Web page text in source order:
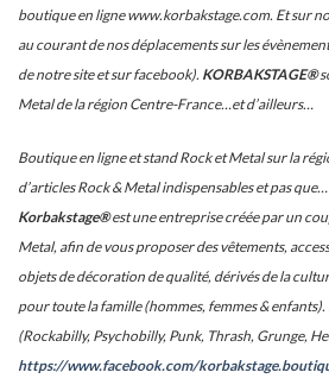
boutique en ligne www.korbakstage.com. Et sur
au courant de nos déplacements sur les
de notre site et sur facebook). KORBAKSTAGE®
Metal de la région Centre-France…et d’ailleurs…
Boutique en ligne et stand Rock et Metal sur la
d’articles Rock & Metal indispensables et pas que…
Korbakstage®est une entreprise créée par un
Metal, afin de vous proposer des vêtements,
objets de décoration de qualité, dérivés de la
pour toute la famille (hommes, femmes &
(Rockabilly, Psychobilly, Punk, Thrash, Grunge,
https://www.facebook.com/